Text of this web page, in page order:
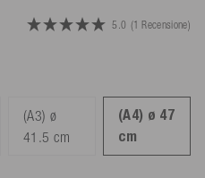
5.0 (1 Recensione)
(A3) ø
41.5 cm
(A4) ø 47
cm